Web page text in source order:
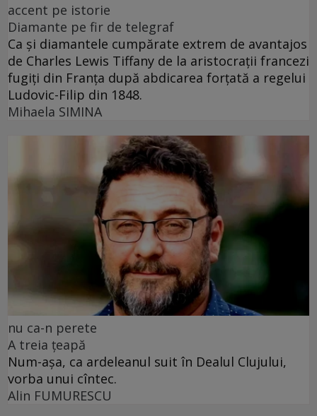
accent pe istorie
Diamante pe fir de telegraf
Ca și diamantele cumpărate extrem de avantajos
de Charles Lewis Tiffany de la aristocrații francezi
fugiți din Franța după abdicarea forțată a regelui
Ludovic-Filip din 1848.
Mihaela SIMINA
nu ca-n perete
A treia țeapă
Num-așa, ca ardeleanul suit în Dealul Clujului,
vorba unui cîntec.
Alin FUMURESCU